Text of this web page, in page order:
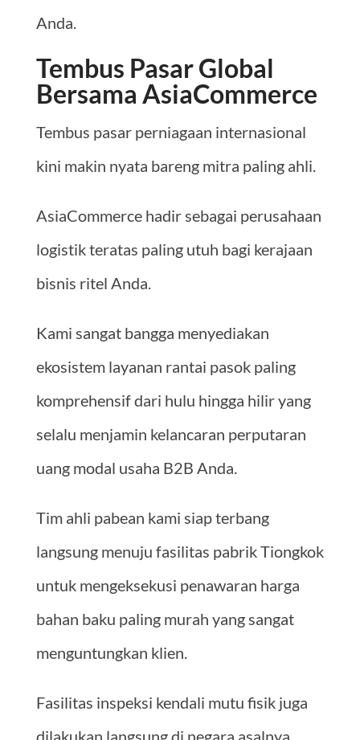
Anda.
Tembus Pasar Global
Bersama AsiaCommerce
Tembus pasar perniagaan internasional
kini makin nyata bareng mitra paling ahli.
AsiaCommerce hadir sebagai perusahaan
logistik teratas paling utuh bagi kerajaan
bisnis ritel Anda.
Kami sangat bangga menyediakan
ekosistem layanan rantai pasok paling
komprehensif dari hulu hingga hilir yang
selalu menjamin kelancaran perputaran
uang modal usaha B2B Anda.
Tim ahli pabean kami siap terbang
langsung menuju fasilitas pabrik Tiongkok
untuk mengeksekusi penawaran harga
bahan baku paling murah yang sangat
menguntungkan klien.
Fasilitas inspeksi kendali mutu fisik juga
dilakukan langsung di negara asalnya.